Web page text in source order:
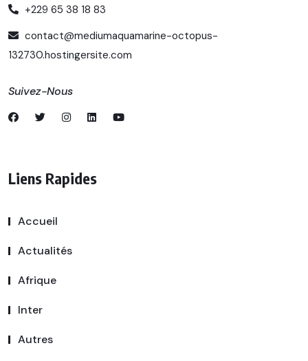
+229 65 38 18 83
contact@mediumaquamarine-octopus-
132730.hostingersite.com
Suivez-Nous
Liens Rapides
Accueil
Actualités
Afrique
Inter
Autres